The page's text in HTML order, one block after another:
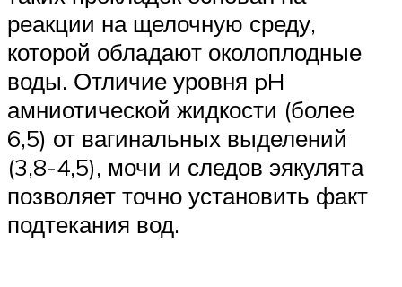
реакции на щелочную среду,
которой обладают околоплодные
воды. Отличие уровня pH
амниотической жидкости (более
6,5) от вагинальных выделений
(3,8-4,5), мочи и следов эякулята
позволяет точно установить факт
подтекания вод.